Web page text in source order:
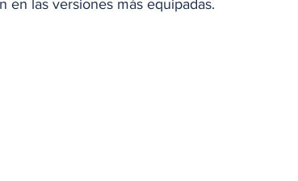
en las versiones más equipadas.